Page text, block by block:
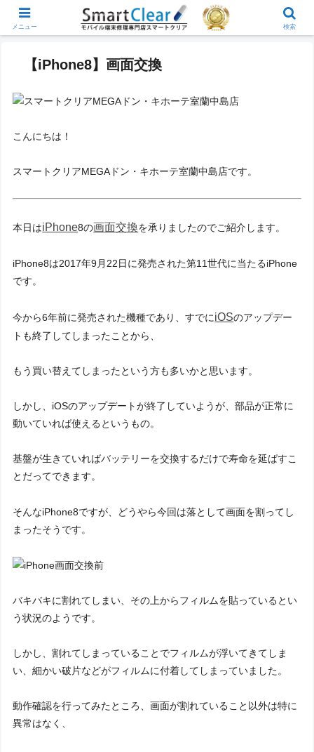
【iPhone8】画面交換
こんにちは！
スマートクリアMEGAドン・キホーテ室蘭中島店です。
本日はiPhone8の画面交換を承りましたのでご紹介します。
iPhone8は2017年9月22日に発売された第11世代に当たるiPhone
です。
今から6年前に発売された機種であり、すでにiOSのアップデー
トも終了してしまったことから、
もう買い替えてしまったという方も多いかと思います。
しかし、iOSのアップデートが終了していようが、部品が正常に
動いていれば使えるというもの。
基盤が生きていればバッテリーを交換するだけで寿命を延ばすこ
とだってできます。
そんなiPhone8ですが、どうやら今回は落として画面を割ってし
まったそうです。
バキバキに割れてしまい、その上からフィルムを貼っているとい
う状況のようです。
しかし、割れてしまっていることでフィルムが浮いてきてしま
い、細かい破片などがフィルムに付着してしまっていました。
動作確認を行ってみたところ、画面が割れていること以外は特に
異常はなく、
メニュー 検索